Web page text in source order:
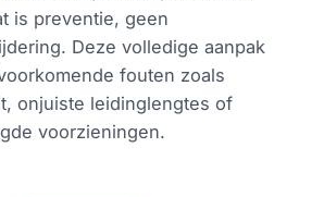
is preventie, geen
Deze volledige aanpak
fouten zoals
onjuiste leidinglengtes of
voorzieningen.